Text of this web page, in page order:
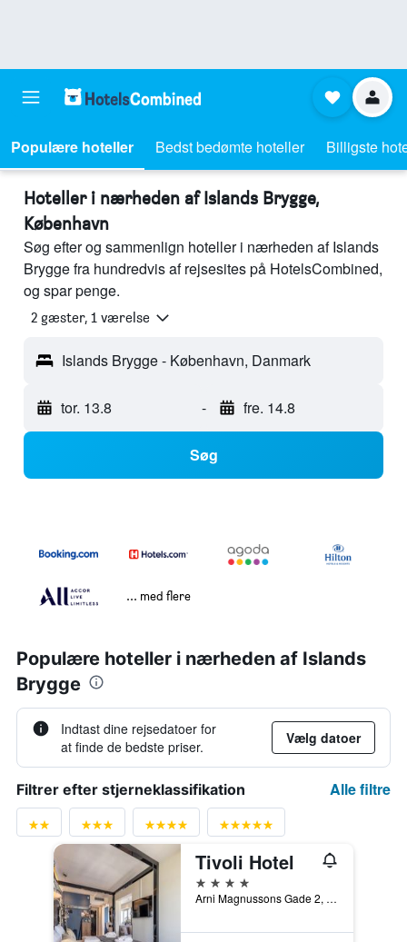
Populære hoteller Bedst bedømte hoteller Billigste
Hoteller i nærheden af Islands Brygge,
København
Søg efter og sammenlign hoteller i nærheden af Islands
Brygge fra hundredvis af rejsesites på HotelsCombined,
og spar penge.
2 gæster, 1 værelse
Islands Brygge - København, Danmark
tor. 13.8 - fre. 14.8
Søg
... med flere
Populære hoteller i nærheden af Islands
Brygge
Indtast dine rejsedatoer for
at finde de bedste priser.
Vælg datoer
Filtrer efter stjerneklassifikation Alle filtre
Tivoli Hotel
4 stjerner
Arni Magnussons Gade 2, København, Hovedstaden, Danmark